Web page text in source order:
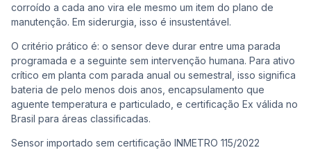
corroído a cada ano vira ele mesmo um item do plano de
manutenção. Em siderurgia, isso é insustentável.
O critério prático é: o sensor deve durar entre uma parada
programada e a seguinte sem intervenção humana. Para ativo
crítico em planta com parada anual ou semestral, isso significa
bateria de pelo menos dois anos, encapsulamento que
aguente temperatura e particulado, e certificação Ex válida no
Brasil para áreas classificadas.
Sensor importado sem certificação INMETRO 115/2022